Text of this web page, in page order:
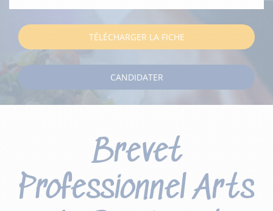
TÉLÉCHARGER LA FICHE
CANDIDATER
Brevet
Professionnel Arts